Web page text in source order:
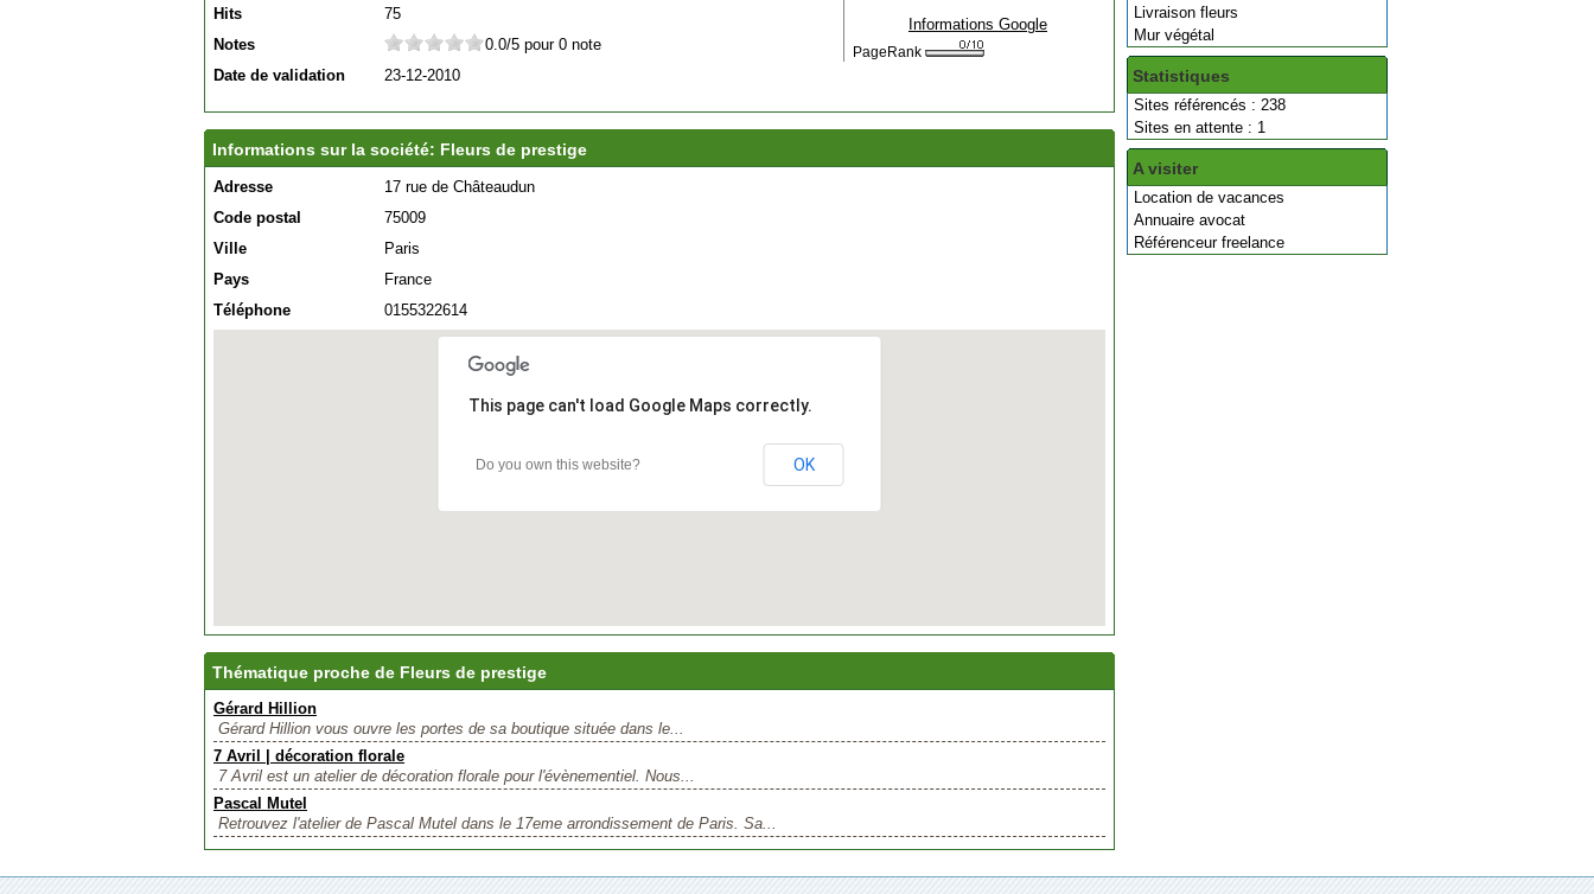
Livraison fleurs
Mur végétal
Statistiques
Sites référencés : 238
Sites en attente : 1
A visiter
Location de vacances
Annuaire avocat
Référenceur freelance
Hits
75
Notes
0.0/5 pour 0 note
Date de validation
23-12-2010
Informations Google
PageRank
Informations sur la société: Fleurs de prestige
Adresse
17 rue de Châteaudun
Code postal
75009
Ville
Paris
Pays
France
Téléphone
0155322614
This page can't load Google Maps correctly.
Do you own this website? OK
Thématique proche de Fleurs de prestige
Gérard Hillion
Gérard Hillion vous ouvre les portes de sa boutique située dans le...
7 Avril | décoration florale
7 Avril est un atelier de décoration florale pour l'évènementiel. Nous...
Pascal Mutel
Retrouvez l'atelier de Pascal Mutel dans le 17eme arrondissement de Paris. Sa...